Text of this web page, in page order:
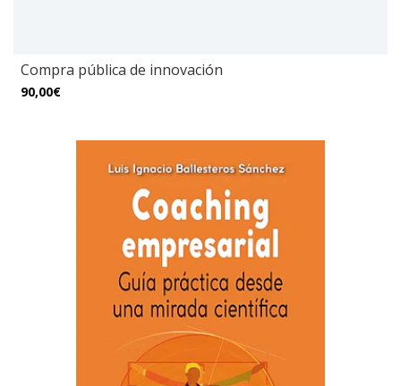
Compra pública de innovación
90,00€